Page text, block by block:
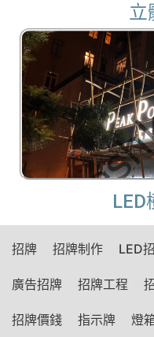
立
LED
招牌 招牌制作 LED
廣告招牌 招牌工程
招牌價錢 指示牌 燈